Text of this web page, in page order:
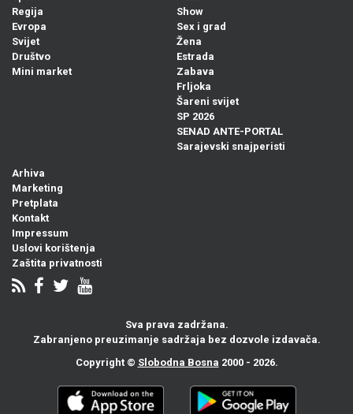
Regija
Evropa
Svijet
Društvo
Mini market
Show
Sex i grad
Žena
Estrada
Zabava
Frljoka
Šareni svijet
SP 2026
SENAD ANTE-PORTAL
Sarajevski snajperisti
Arhiva
Marketing
Pretplata
Kontakt
Impressum
Uslovi korištenja
Zaštita privatnosti
Sva prava zadržana.
Zabranjeno preuzimanje sadržaja bez dozvole izdavača.
Copyright © Slobodna Bosna 2000 - 2026.